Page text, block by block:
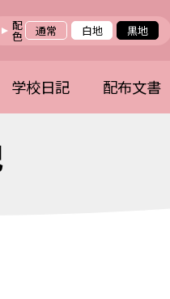
配色 通常 白地 黒地
学校日記 配布文書